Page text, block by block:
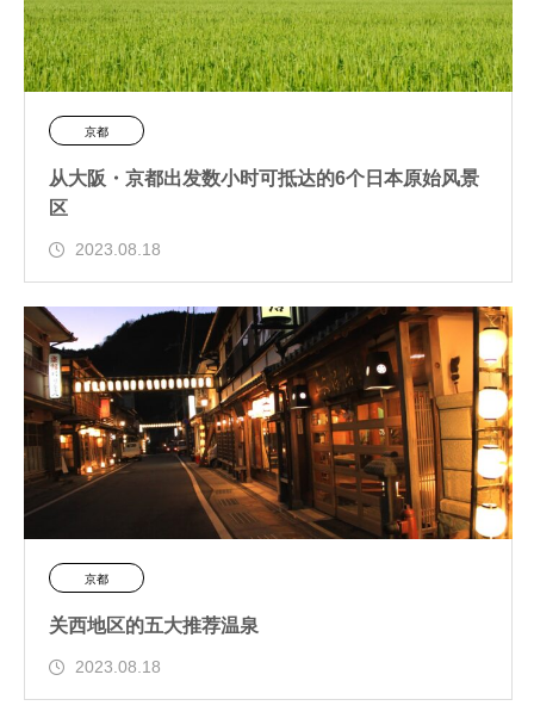
京都
从大阪・京都出发数小时可抵达的6个日本原始风景
区
2023.08.18
京都
关西地区的五大推荐温泉
2023.08.18